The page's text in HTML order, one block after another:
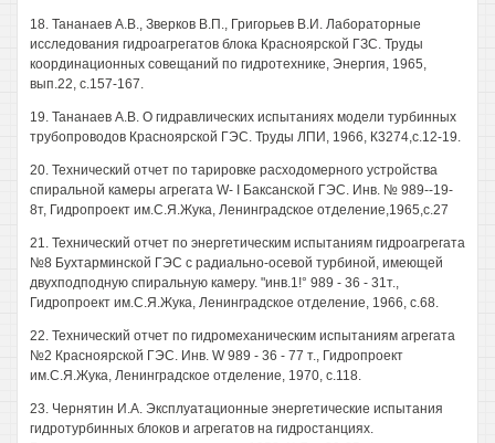
18. Тананаев A.B., Зверков В.П., Григорьев В.И. Лабораторные
исследования гидроагрегатов блока Красноярской ГЗС. Труды
координационных совещаний по гидротехнике, Энергия, 1965,
вып.22, с.157-167.
19. Тананаев A.B. О гидравлических испытаниях модели турбинных
трубопроводов Красноярской ГЭС. Труды ЛПИ, 1966, К3274,с.12-19.
20. Технический отчет по тарировке расходомерного устройства
спиральной камеры агрегата W- I Баксанской ГЭС. Инв. № 989--19-
8т, Гидропроект им.С.Я.Жука, Ленинградское отделение,1965,с.27
21. Технический отчет по энергетическим испытаниям гидроагрегата
№8 Бухтарминской ГЭС с радиально-осевой турбиной, имеющей
двухподподную спиральную камеру. "инв.1!° 989 - 36 - 31т.,
Гидропроект им.С.Я.Жука, Ленинградское отделение, 1966, с.68.
22. Технический отчет по гидромеханическим испытаниям агрегата
№2 Красноярской ГЭС. Инв. W 989 - 36 - 77 т., Гидропроект
им.С.Я.Жука, Ленинградское отделение, 1970, с.118.
23. Чернятин И.А. Эксплуатационные энергетические испытания
гидротурбинных блоков и агрегатов на гидростанциях.